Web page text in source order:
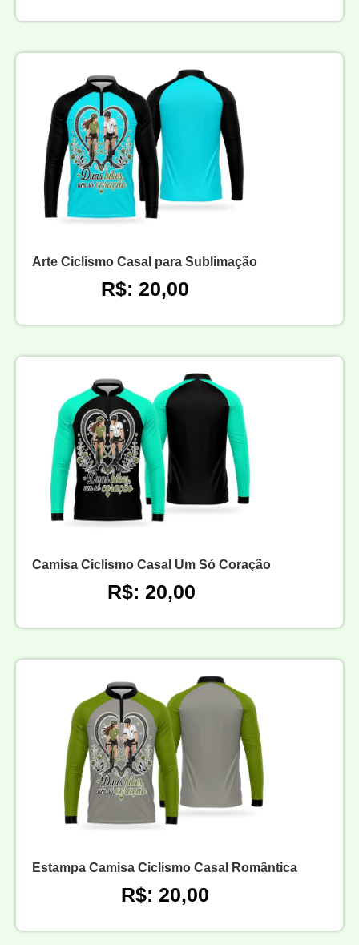
Arte Ciclismo Casal para Sublimação
R$: 20,00
Camisa Ciclismo Casal Um Só Coração
R$: 20,00
Estampa Camisa Ciclismo Casal Romântica
R$: 20,00